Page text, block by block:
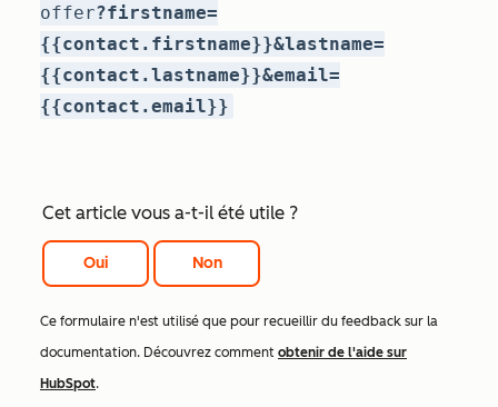
offer?firstname=
{{contact.firstname}}&lastname=
{{contact.lastname}}&email=
{{contact.email}}
Cet article vous a-t-il été utile ?
Oui Non
Ce formulaire n'est utilisé que pour recueillir du feedback sur la
documentation. Découvrez comment obtenir de l'aide sur
HubSpot.